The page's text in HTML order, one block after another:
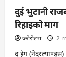
९
वटा
दुई भुटानी
रिहाइको माग
च्छोरोल्पा 2
द हेग